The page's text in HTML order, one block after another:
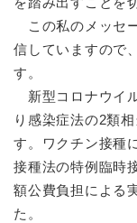
この私のメッセ
信していますので
す。
新型コロナウイ
り感染症法の2類
す。ワクチン接種
接種法の特例臨時
額公費負担による
た。